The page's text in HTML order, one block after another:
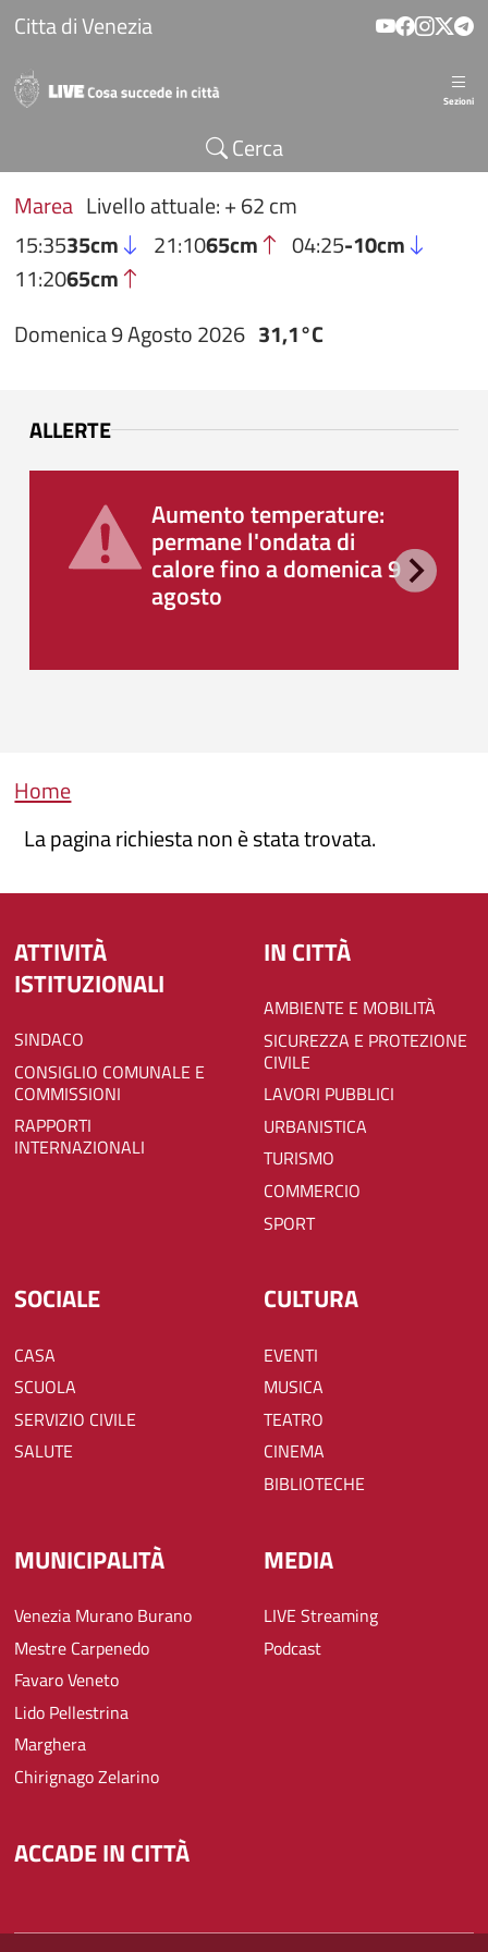
Salta al contenuto principale
Citta di Venezia
Sezioni
Cerca
Marea Livello attuale: + 62 cm
15:3535cm 21:1065cm 04:25-10cm
11:2065cm
Domenica 9 Agosto 2026 31,1°C
ALLERTE
Aumento temperature:
permane l'ondata di
calore fino a domenica 9
agosto
Briciole di pane
Home
La pagina richiesta non è stata trovata.
ATTIVITÀ
ISTITUZIONALI
SINDACO
CONSIGLIO COMUNALE E
COMMISSIONI
RAPPORTI
INTERNAZIONALI
IN CITTÀ
AMBIENTE E MOBILITÀ
SICUREZZA E PROTEZIONE
CIVILE
LAVORI PUBBLICI
URBANISTICA
TURISMO
COMMERCIO
SPORT
SOCIALE
CASA
SCUOLA
SERVIZIO CIVILE
SALUTE
CULTURA
EVENTI
MUSICA
TEATRO
CINEMA
BIBLIOTECHE
MUNICIPALITÀ
Venezia Murano Burano
Mestre Carpenedo
Favaro Veneto
Lido Pellestrina
Marghera
Chirignago Zelarino
MEDIA
LIVE Streaming
Podcast
ACCADE IN CITTÀ